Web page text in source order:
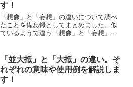
す！
「想像」と「妄想」の違いについて調べ
たことを備忘録としてまとめました。似
ているようで違う「想像」と「妄想」の
「並大抵」と「大抵」の違い。そ
れぞれの意味や使用例を解説しま
す！